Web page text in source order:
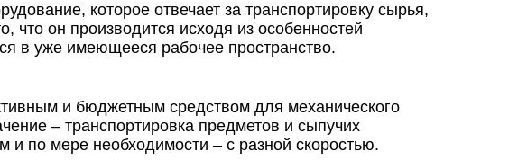
которое отвечает за транспортировку сырья,
что он производится исходя из особенностей
в уже имеющееся рабочее пространство.
и бюджетным средством для механического
– транспортировка предметов и сыпучих
по мере необходимости – с разной скоростью.